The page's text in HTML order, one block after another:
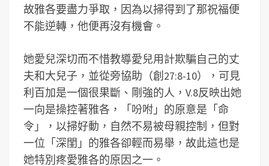
故雅各要盡力爭取，因為以掃得到了那祝福便
不能逆轉，他便再沒有機會。
她愛兒深切而不惜教導愛兒用計欺騙自己的丈
夫和大兒子，並從旁協助（創27:8-10），可見
利百加是一個很果斷、剛強的人，V.8反映出她
一向是操控著雅各，「吩咐」的原意是「命
令」，以掃好動，自然不易被母親控制，但對
一位「深閨」的雅各卻輕而易舉，故此這也是
她特別疼愛雅各的原因之一。